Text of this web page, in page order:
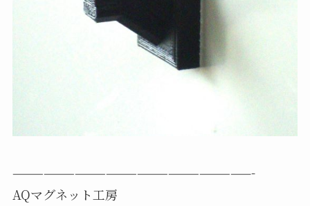
———————————————————————-
AQマグネット工房